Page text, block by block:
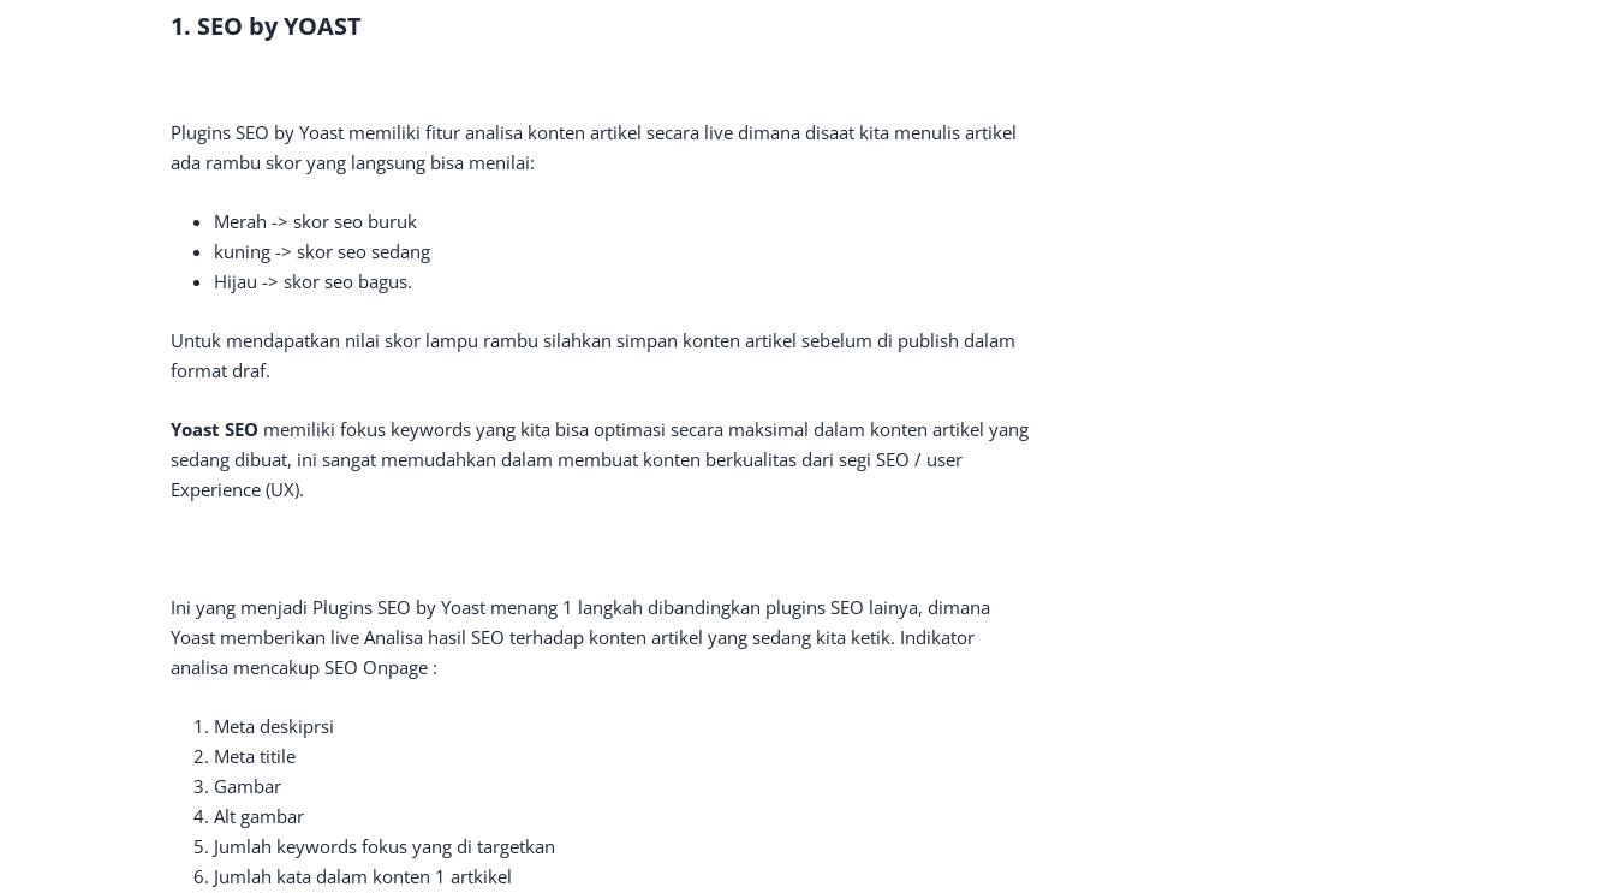
1. SEO by YOAST
Plugins SEO by Yoast memiliki fitur analisa konten artikel secara live dimana disaat kita menulis artikel
ada rambu skor yang langsung bisa menilai:
Merah -> skor seo buruk
kuning -> skor seo sedang
Hijau -> skor seo bagus.
Untuk mendapatkan nilai skor lampu rambu silahkan simpan konten artikel sebelum di publish dalam
format draf.
Yoast SEO memiliki fokus keywords yang kita bisa optimasi secara maksimal dalam konten artikel yang
sedang dibuat, ini sangat memudahkan dalam membuat konten berkualitas dari segi SEO / user
Experience (UX).
Ini yang menjadi Plugins SEO by Yoast menang 1 langkah dibandingkan plugins SEO lainya, dimana
Yoast memberikan live Analisa hasil SEO terhadap konten artikel yang sedang kita ketik. Indikator
analisa mencakup SEO Onpage :
Meta deskiprsi
Meta titile
Gambar
Alt gambar
Jumlah keywords fokus yang di targetkan
Jumlah kata dalam konten 1 artkikel